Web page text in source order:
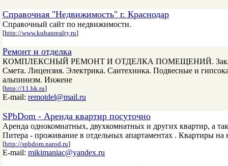
Справочная "Недвижимость" г. Краснодар
Справочный сайт по недвижимости.
[http://www.kubanrealty.ru]
Ремонт и отделка
КОМПЛЕКСНЫЙ РЕМОНТ И ОТДЕЛКА ПОМЕЩЕНИЙ. Заключаем
Смета. Лицензия. Электрика. Сантехника. Подвесные и
альпинизм. Инжене
[http://11.bk.ru]
E-mail: remotdel@mail.ru
SPbDom - Аренда квартир посуточно
Аренда однокомнатных, двухкомнатных и других квартир, а
Питера - проживание в отдельных апартаментах . Квартиры на
[http://spbdom.narod.ru]
E-mail: mikimaniac@yandex.ru